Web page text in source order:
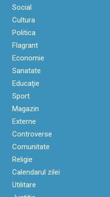
Social
Cultura
Politica
Flagrant
Economie
Sanatate
Educaţie
Sport
Magazin
Externe
Controverse
Comunitate
Religie
Calendarul zilei
Utilitare